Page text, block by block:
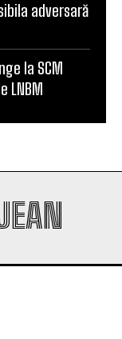
adversară
la SCM
LNBM